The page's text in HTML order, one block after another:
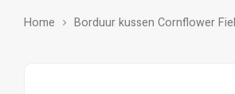
Home Borduur kussen Cornflower